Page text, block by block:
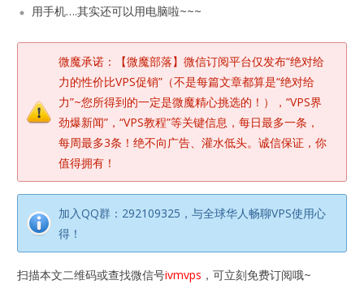
用手机….其实还可以用电脑啦~~~
微魔承诺：【微魔部落】微信订阅平台仅发布“绝对给
力的性价比VPS促销”（不是每篇文章都算是“绝对给
力”~您所得到的一定是微魔精心挑选的！），“VPS界
劲爆新闻”，“VPS教程”等关键信息，每日最多一条，
每周最多3条！绝不向广告、灌水低头。诚信保证，你
值得拥有！
加入QQ群：292109325，与全球华人畅聊VPS使用心
得！
扫描本文二维码或查找微信号ivmvps ，可立刻免费订阅哦~